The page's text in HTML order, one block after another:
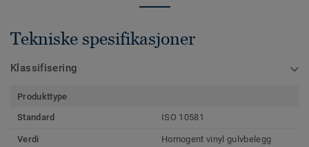
Tekniske spesifikasjoner
Klassifisering
Produkttype
Standard
ISO 10581
Verdi Homogent vinyl gulvbelegg